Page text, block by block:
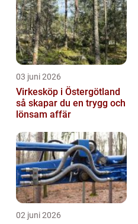
03 juni 2026
Virkesköp i Östergötland
så skapar du en trygg och
lönsam affär
02 juni 2026